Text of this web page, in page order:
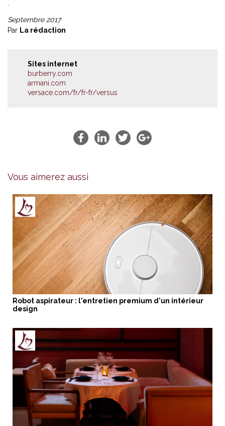
Septembre 2017
Par La rédaction
Sites internet
burberry.com
armani.com
versace.com/fr/fr-fr/versus
Vous aimerez aussi
Robot aspirateur : l'entretien premium d'un intérieur
design